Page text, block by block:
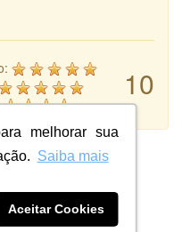
melhorar sua
Saiba mais
Aceitar Cookies
10